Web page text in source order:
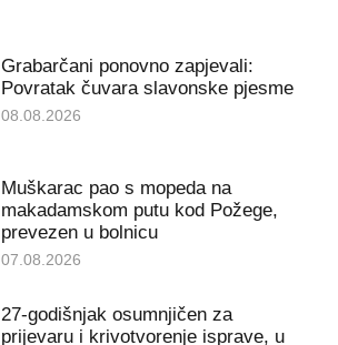
Grabarčani ponovno zapjevali:
Povratak čuvara slavonske pjesme
08.08.2026
Muškarac pao s mopeda na
makadamskom putu kod Požege,
prevezen u bolnicu
07.08.2026
27-godišnjak osumnjičen za
prijevaru i krivotvorenje isprave, u